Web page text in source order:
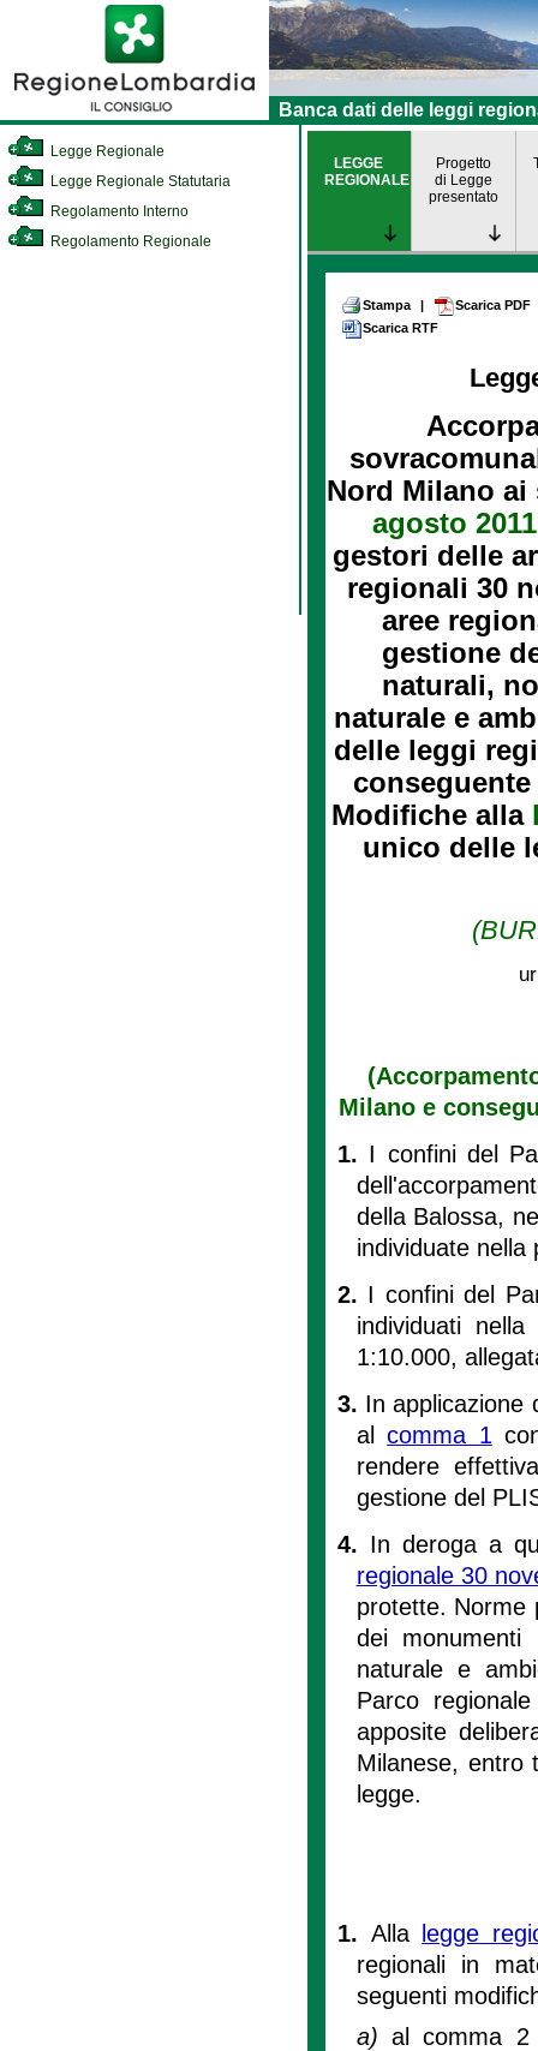
Banca dati delle leggi
Legge Regionale
Legge Regionale Statutaria
Regolamento Interno
Regolamento Regionale
LEGGE
REGIONALE
Progetto
di Legge
presentato
Stampa |
Scarica PDF
Scarica RTF
Nord Milano
agosto
gestori delle
regionali 30
aree
gestione
naturali,
naturale e
delle leggi
Modifiche alla
unico delle
Milano e
1. I confini del
della Balossa,
individuate
2. I confini del
individuati
1:10.000,
3. In applicazione
alcomma 1
rendere
gestione del
4. In deroga a
regionale 30
protette. Norme
dei monumenti
naturale e
Parco
apposite
Milanese, entro
legge.
1. Alla
legge
regionali in
seguenti
a) al comma 2